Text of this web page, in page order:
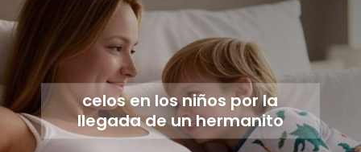
celos en los niños por la
llegada de un hermanito